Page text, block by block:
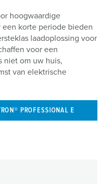
hoogwaardige
een korte periode bieden
laadoplossing voor
voor een
niet om uw huis,
van elektrische
PROFESSIONAL E